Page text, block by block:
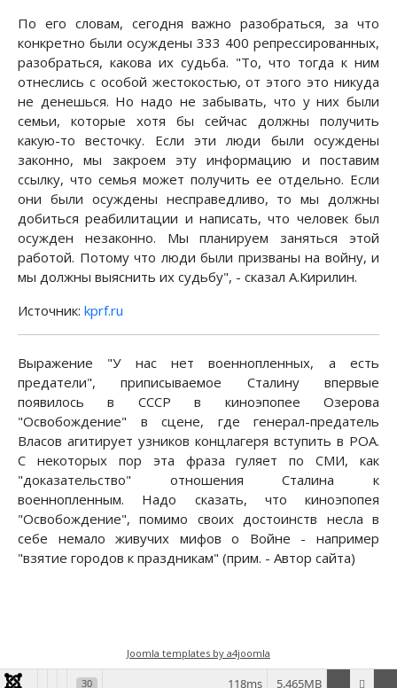
По его словам, сегодня важно разобраться, за что
конкретно были осуждены 333 400 репрессированных,
разобраться, какова их судьба. "То, что тогда к ним
отнеслись с особой жестокостью, от этого это никуда
не денешься. Но надо не забывать, что у них были
семьи, которые хотя бы сейчас должны получить
какую-то весточку. Если эти люди были осуждены
законно, мы закроем эту информацию и поставим
ссылку, что семья может получить ее отдельно. Если
они были осуждены несправедливо, то мы должны
добиться реабилитации и написать, что человек был
осужден незаконно. Мы планируем заняться этой
работой. Потому что люди были призваны на войну, и
мы должны выяснить их судьбу", - сказал А.Кирилин.
Источник: kprf.ru
Выражение "У нас нет военнопленных, а есть
предатели", приписываемое Сталину впервые
появилось в СССР в киноэпопее Озерова
"Освобождение" в сцене, где генерал-предатель
Власов агитирует узников концлагеря вступить в РОА.
С некоторых пор эта фраза гуляет по СМИ, как
"доказательство" отношения Сталина к
военнопленным. Надо сказать, что киноэпопея
"Освобождение", помимо своих достоинств несла в
себе немало живучих мифов о Войне - например
"взятие городов к праздникам" (прим. - Автор сайта)
Joomla templates by a4joomla
30 5.465MB
118ms